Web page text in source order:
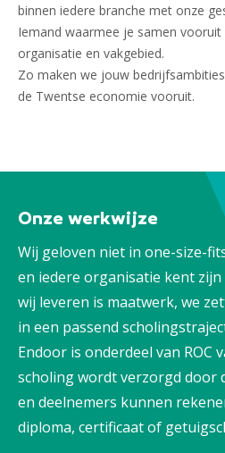
binnen iedere branche met onze
Iemand waarmee je samen
organisatie en vakgebied.
Zo maken we jouw
de Twentse economie vooruit.
Onze werkwijze
Wij geloven niet in one-size-
en iedere organisatie kent
wij leveren is maatwerk, we
in een passend
Endoor is onderdeel van ROC
scholing wordt verzorgd door
en deelnemers kunnen
diploma, certificaat of